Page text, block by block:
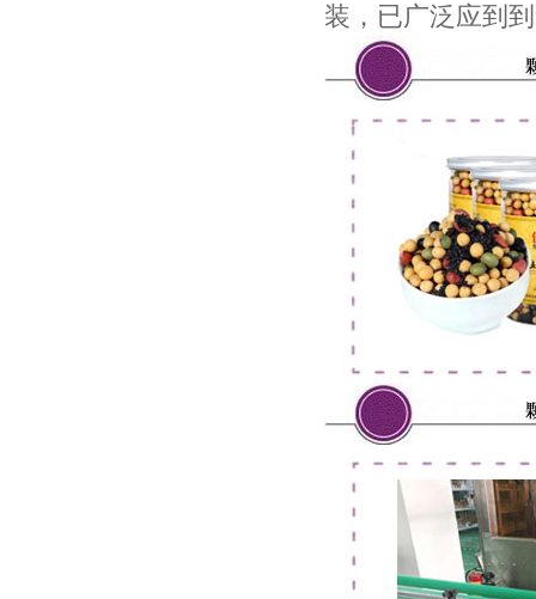
装，已广泛应到